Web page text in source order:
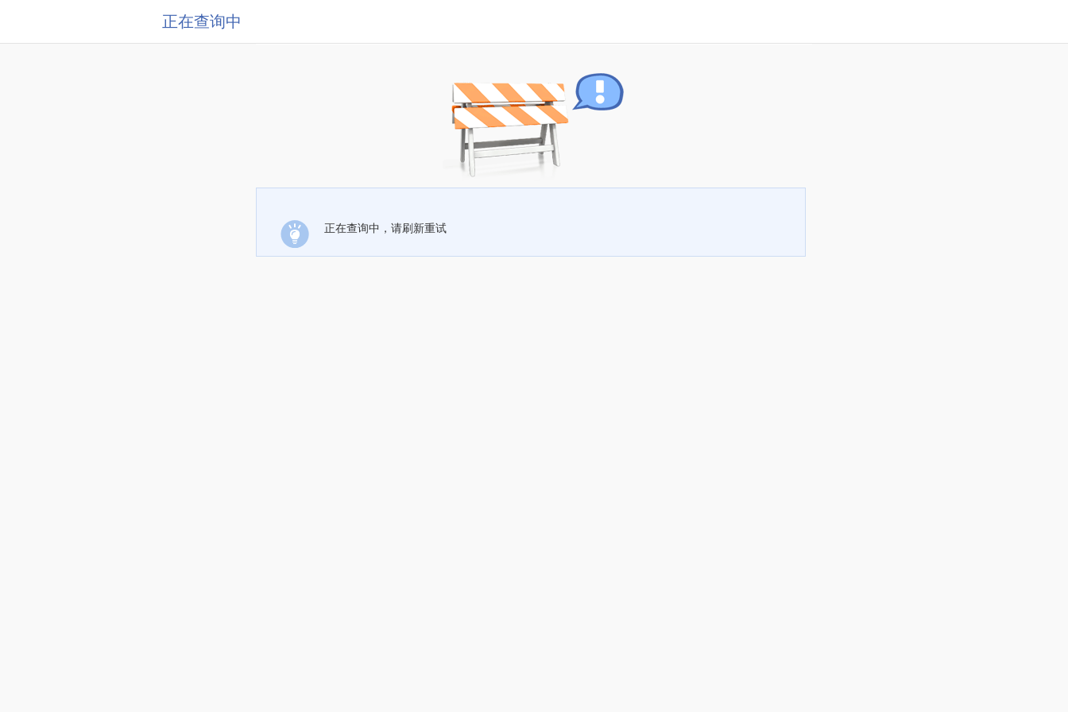
正在查询中
正在查询中，请刷新重试